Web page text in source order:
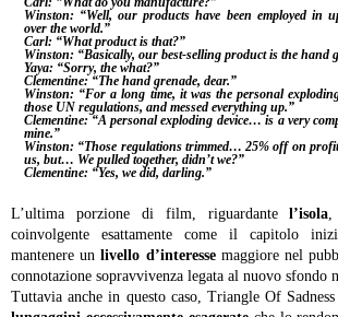
Winston: “Well, our products have been employed in
over the world.”
Carl: “What product is that?”
Winston: “Basically, our best-selling product is the hand
Yaya: “Sorry, the what?”
Clementine: “The hand grenade, dear.”
Winston: “For a long time, it was the personal
those UN regulations, and messed everything up.”
Clementine: “A personal exploding device… is a very
mine.”
Winston: “Those regulations trimmed… 25% off on
us, but… We pulled together, didn’t we?”
Clementine: “Yes, we did, darling.”
L’ultima porzione di film, riguardantel’isola,
coinvolgente esattamente come il capitolo
mantenere unlivello d’interessemaggiore nel
connotazione sopravvivenza legata al nuovo sfondo
Tuttavia anche in questo caso, Triangle Of